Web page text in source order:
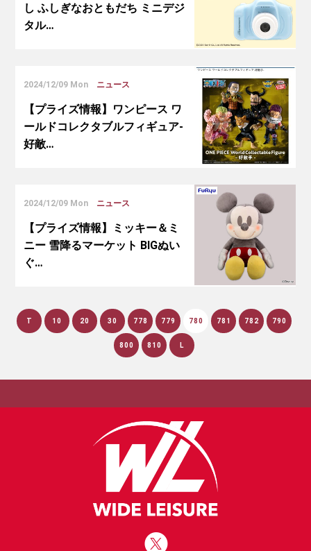
し ふしぎなおともだち ミニデジ
タル…
2024/12/09 Mon ニュース
【プライズ情報】ワンピース ワ
ールドコレクタブルフィギュア-
好敵…
2024/12/09 Mon ニュース
【プライズ情報】ミッキー＆ミ
ニー 雪降るマーケット BIGぬい
ぐ…
T 10 20 30 778 779 780 781 782 790
800 810 L